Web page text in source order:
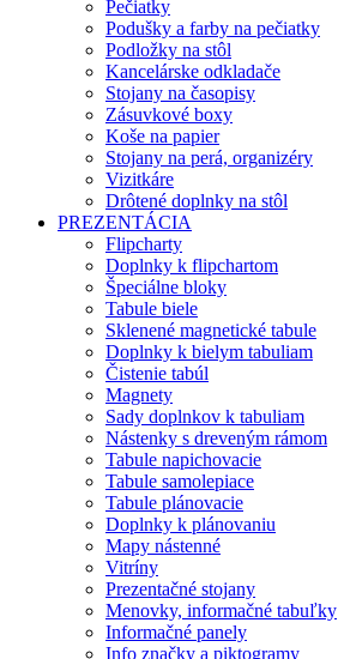
Pečiatky
Podušky a farby na pečiatky
Podložky na stôl
Kancelárske odkladače
Stojany na časopisy
Zásuvkové boxy
Koše na papier
Stojany na perá, organizéry
Vizitkáre
Drôtené doplnky na stôl
PREZENTÁCIA
Flipcharty
Doplnky k flipchartom
Špeciálne bloky
Tabule biele
Sklenené magnetické tabule
Doplnky k bielym tabuliam
Čistenie tabúl
Magnety
Sady doplnkov k tabuliam
Nástenky s dreveným rámom
Tabule napichovacie
Tabule samolepiace
Tabule plánovacie
Doplnky k plánovaniu
Mapy nástenné
Vitríny
Prezentačné stojany
Menovky, informačné tabuľky
Informačné panely
Info značky a piktogramy